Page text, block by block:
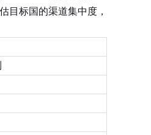
目标国的渠道集中度，